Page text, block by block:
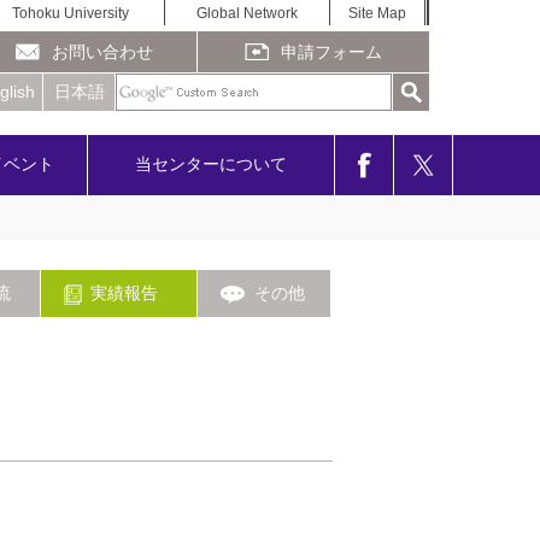
Tohoku University Global Network Site Map
お問い合わせ 申請フォーム
日本語
ント 当センターについて
実績報告 その他